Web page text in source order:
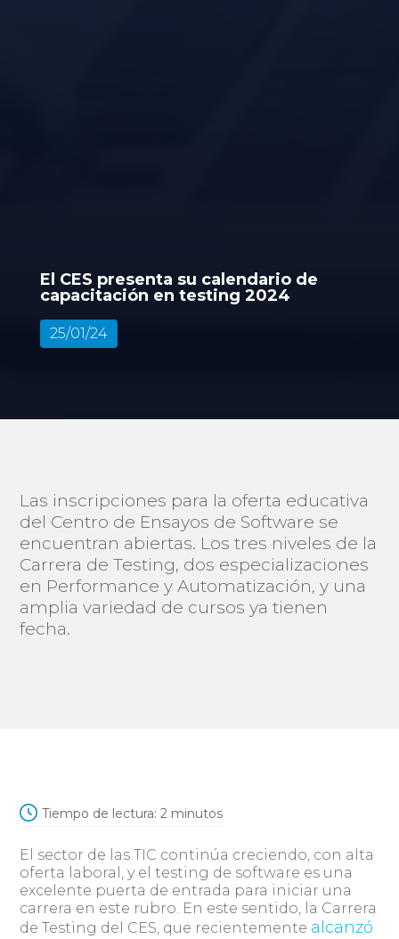
El CES presenta su calendario de
capacitación en testing 2024
25/01/24
Las inscripciones para la oferta educativa
del Centro de Ensayos de Software se
encuentran abiertas. Los tres niveles de la
Carrera de Testing, dos especializaciones
en Performance y Automatización, y una
amplia variedad de cursos ya tienen
fecha.
Tiempo de lectura: 2 minutos
El sector de las TIC continúa creciendo, con alta
oferta laboral, y el testing de software es una
excelente puerta de entrada para iniciar una
carrera en este rubro. En este sentido, la Carrera
de Testing del CES, que recientemente alcanzó